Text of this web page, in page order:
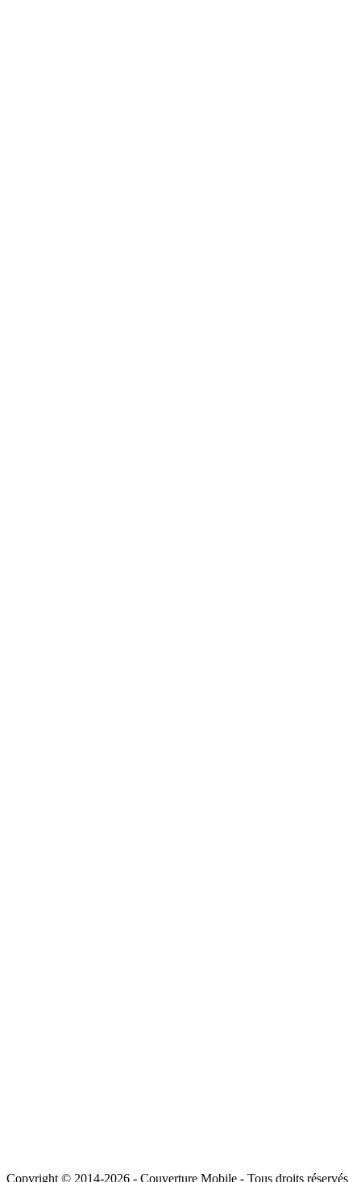
Copyright © 2014-2026 - Couverture Mobile - Tous droits réservés